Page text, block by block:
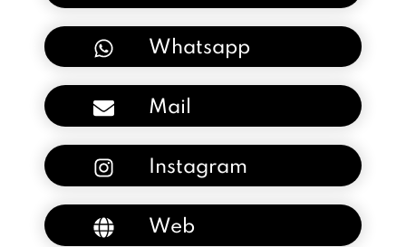
Whatsapp
Mail
Instagram
Web